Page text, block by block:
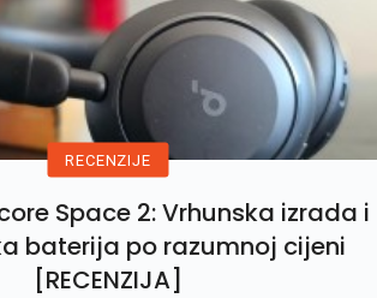
RECENZIJE
Space 2: Vrhunska izrada i
baterija po razumnoj cijeni
[RECENZIJA]